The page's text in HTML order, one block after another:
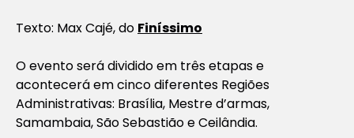
Texto: Max Cajé, do Finíssimo
O evento será dividido em três etapas e
acontecerá em cinco diferentes Regiões
Administrativas: Brasília, Mestre d’armas,
Samambaia, São Sebastião e Ceilândia.